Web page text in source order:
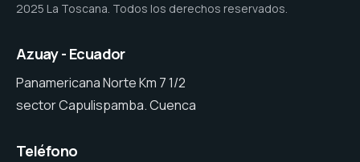
2025 La Toscana. Todos los derechos reservados.
Azuay - Ecuador
Panamericana Norte Km 7 1/2
sector Capulispamba. Cuenca
Teléfono